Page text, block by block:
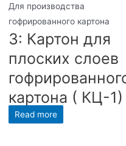
Для производства
гофрированного картона
3: Картон для
плоских слоев
картона ( КЦ-1)
Read more